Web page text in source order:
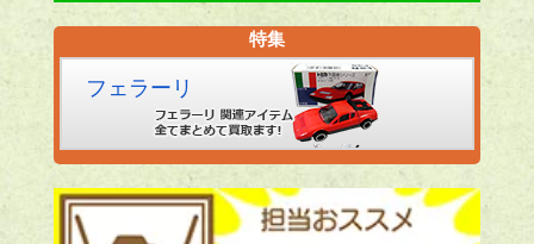
特集
フェラーリ